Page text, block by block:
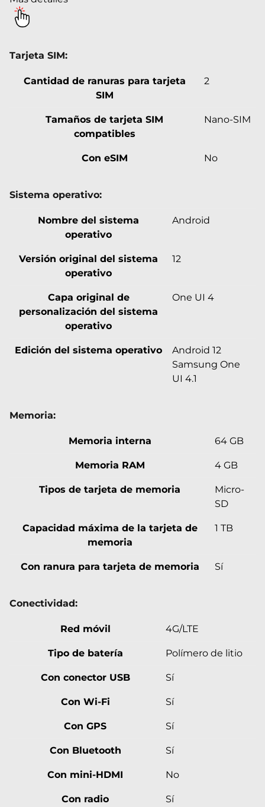
Tarjeta SIM:
Cantidad de ranuras para tarjeta
SIM
2
Tamaños de tarjeta SIM
compatibles
Nano-SIM
Con eSIM No
Sistema operativo:
Nombre del sistema
operativo
Android
Versión original del sistema
operativo
12
Capa original de
personalización del sistema
operativo
One UI 4
Edición del sistema operativo
Android 12
Samsung One
UI 4.1
Memoria:
Memoria interna 64 GB
Memoria RAM 4 GB
Tipos de tarjeta de memoria
Micro-
SD
Capacidad máxima de la tarjeta de
memoria
1 TB
Con ranura para tarjeta de memoria Sí
Conectividad:
Red móvil 4G/LTE
Tipo de batería Polímero de litio
Con conector USB Sí
Con Wi-Fi Sí
Con GPS Sí
Con Bluetooth Sí
Con mini-HDMI No
Con radio Sí